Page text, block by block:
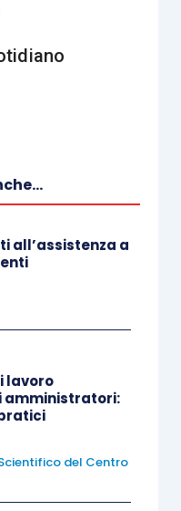
per
a disposizione dal
la propria opera
su parametri
risparmiati dal
rimborsati al
nell’interesse
lavoro e quindi non
l’Agenzia
74/E/2017ha
non abbia
all’assistenza a
lavoro
amministratori:
del Centro